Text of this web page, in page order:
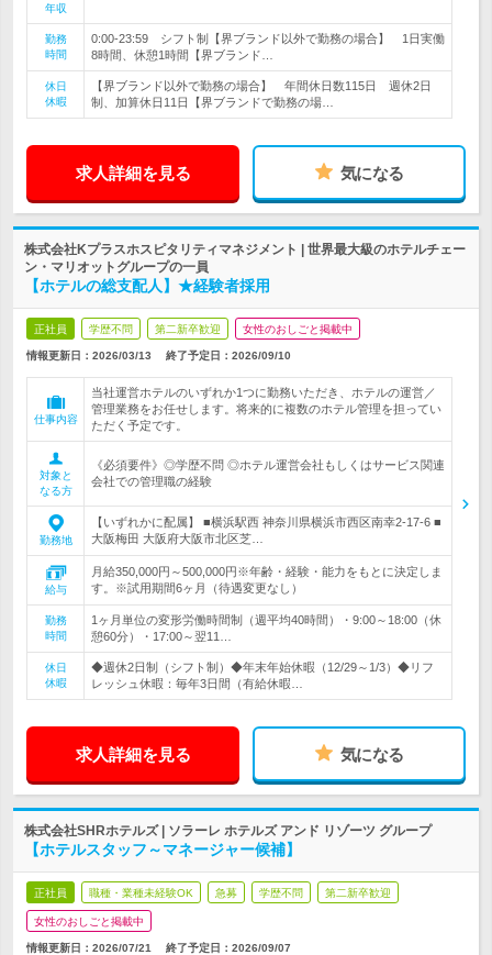
年収
勤務
時間
0:00-23:59 シフト制【界ブランド以外で勤務の場合】 1日実働
8時間、休憩1時間【界ブランド…
休日
休暇
【界ブランド以外で勤務の場合】 年間休日数115日 週休2日
制、加算休日11日【界ブランドで勤務の場…
求人詳細を見る 気になる
株式会社Kプラスホスピタリティマネジメント | 世界最大級のホテルチェー
ン・マリオットグループの一員
【ホテルの総支配人】★経験者採用
正社員 学歴不問 第二新卒歓迎 女性のおしごと掲載中
情報更新日：2026/03/13 終了予定日： 2026/09/10
仕事内容
当社運営ホテルのいずれか1つに勤務いただき、ホテルの運営／
管理業務をお任せします。将来的に複数のホテル管理を担ってい
ただく予定です。
対象と
なる方
《必須要件》◎学歴不問 ◎ホテル運営会社もしくはサービス関連
会社での管理職の経験
勤務地
【いずれかに配属】 ■横浜駅西 神奈川県横浜市西区南幸2-17-6 ■
大阪梅田 大阪府大阪市北区芝…
給与
月給350,000円～500,000円※年齢・経験・能力をもとに決定しま
す。※試用期間6ヶ月（待遇変更なし）
勤務
時間
1ヶ月単位の変形労働時間制（週平均40時間）・9:00～18:00（休
憩60分）・17:00～翌11…
休日
休暇
◆週休2日制（シフト制）◆年末年始休暇（12/29～1/3）◆リフ
レッシュ休暇：毎年3日間（有給休暇…
求人詳細を見る 気になる
株式会社SHRホテルズ | ソラーレ ホテルズ アンド リゾーツ グループ
【ホテルスタッフ～マネージャー候補】
正社員 職種・業種未経験OK 急募 学歴不問 第二新卒歓迎
女性のおしごと掲載中
情報更新日：2026/07/21 終了予定日： 2026/09/07